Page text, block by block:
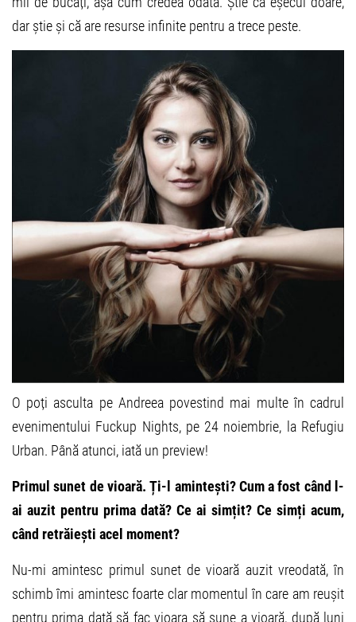
dar știe și că are resurse infinite pentru a trece peste.
O poți asculta pe Andreea povestind mai multe în cadrul
evenimentului Fuckup Nights, pe 24 noiembrie, la Refugiu
Urban. Până atunci, iată un preview!
Primul sunet de vioară. Ți-l amintești? Cum a fost când l-
ai auzit pentru prima dată? Ce ai simțit? Ce simți acum,
când retrăiești acel moment?
Nu-mi amintesc primul sunet de vioară auzit vreodată, în
schimb îmi amintesc foarte clar momentul în care am reușit
pentru prima dată să fac vioara să sune a vioară, după luni